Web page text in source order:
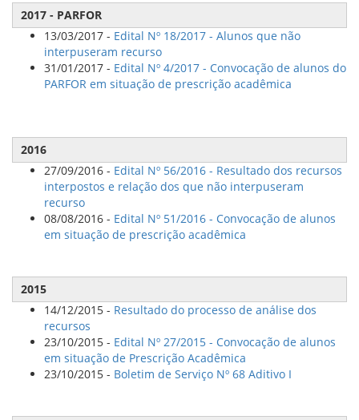
2017 - PARFOR
13/03/2017 - Edital Nº 18/2017 - Alunos que não
interpuseram recurso
31/01/2017 - Edital Nº 4/2017 - Convocação de alunos do
PARFOR em situação de prescrição acadêmica
2016
27/09/2016 - Edital Nº 56/2016 - Resultado dos recursos
interpostos e relação dos que não interpuseram
recurso
08/08/2016 - Edital Nº 51/2016 - Convocação de alunos
em situação de prescrição acadêmica
2015
14/12/2015 - Resultado do processo de análise dos
recursos
23/10/2015 - Edital Nº 27/2015 - Convocação de alunos
em situação de Prescrição Acadêmica
23/10/2015 - Boletim de Serviço Nº 68 Aditivo I